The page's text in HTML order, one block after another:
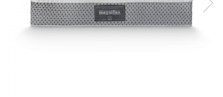
Oferte speciale
Banchete
Sezlong living